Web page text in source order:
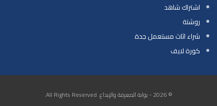
اشتراك شاهد
روشتة
شراء اثاث مستعمل جدة
كورة لايف
© 2026 - بوابة المعرفة والإبداع. All Rights Reserved.